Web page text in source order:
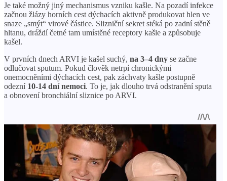
Je také možný jiný mechanismus vzniku kašle. Na pozadí infekce
začnou žlázy horních cest dýchacích aktivně produkovat hlen ve
snaze „smýt“ virové částice. Slizniční sekret stéká po zadní stěně
hltanu, dráždí četné tam umístěné receptory kašle a způsobuje
kašel.
V prvních dnech ARVI je kašel suchý, na 3–4 dny se začne
odlučovat sputum. Pokud člověk netrpí chronickými
onemocněními dýchacích cest, pak záchvaty kašle postupně
odezní 10-14 dní nemoci. To je, jak dlouho trvá odstranění sputa
a obnovení bronchiální sliznice po ARVI.